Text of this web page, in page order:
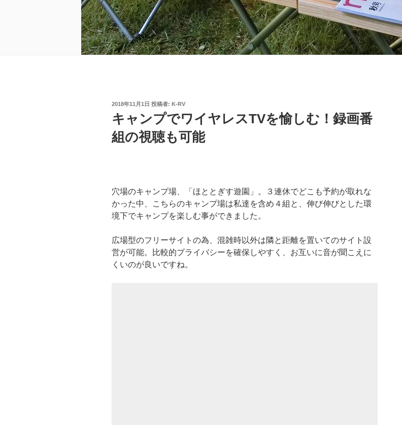
投
日:
2018年11月1日 投稿者: K-RV
キャンプでワイヤレスTVを愉しむ！録画番
組の視聴も可能
穴場のキャンプ場、「ほととぎす遊園」。３連休でどこも予約が取れな
かった中、こちらのキャンプ場は私達を含め４組と、伸び伸びとした環
境下でキャンプを楽しむ事ができました。
広場型のフリーサイトの為、混雑時以外は隣と距離を置いてのサイト設
営が可能。比較的プライバシーを確保しやすく、お互いに音が聞こえに
くいのが良いですね。